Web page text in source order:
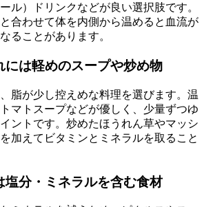
ル）ドリンクなどが良い選択肢です。
合わせて体を内側から温めると血流が
ることがあります。
には軽めのスープや炒め物
脂が少し控えめな料理を選びます。温
マトスープなどが優しく、少量ずつゆ
ントです。炒めたほうれん草やマッシ
加えてビタミンとミネラルを取ること
塩分・ミネラルを含む食材